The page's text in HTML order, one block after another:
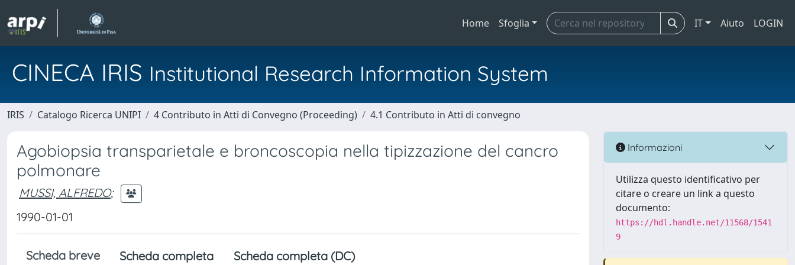
Home Sfoglia IT Aiuto LOGIN
CINECA IRIS Institutional Research Information System
IRIS Catalogo Ricerca UNIPI 4 Contributo in Atti di Convegno (Proceeding) 4.1 Contributo in Atti di convegno
Agobiopsia transparietale e broncoscopia nella tipizzazione del cancro
polmonare
MUSSI, ALFREDO;
1990-01-01
Scheda breve Scheda completa Scheda completa (DC)
Informazioni
Utilizza questo identificativo per
citare o creare un link a questo
documento:
https://hdl.handle.net/11568/1541
9